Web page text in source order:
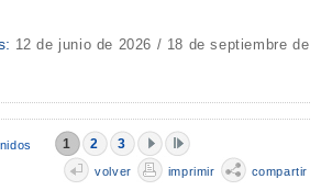
12 de junio de 2026 / 18 de septiembre de
1 2 3
volver imprimir compartir